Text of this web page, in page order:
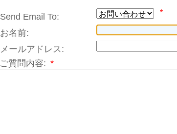
Send Email To: *
お名前:
メールアドレス:
ご質問内容: *